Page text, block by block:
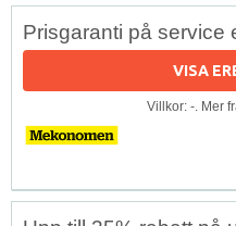
Prisgaranti på service
VISA
Villkor: -. Mer